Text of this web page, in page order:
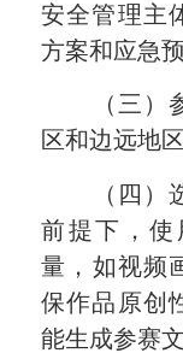
安全管理主
方案和应急
（三）
区和边远地
（四）
前提下，使
量， 如视频
保作品原创
能生成参赛